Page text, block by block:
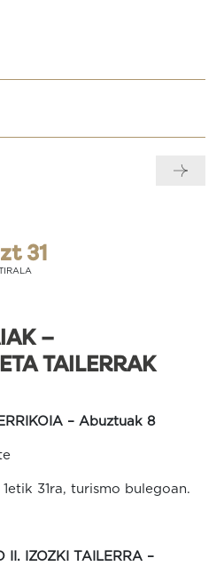
31
–
TAILERRAK
– Abuztuak 8
31ra, turismo bulegoan.
II. IZOZKI TAILERRA –